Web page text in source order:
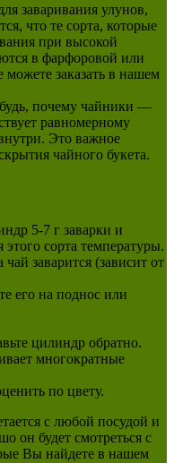
заваривания улунов,
что те сорта, которые
при высокой
в фарфоровой или
заказать в нашем
почему чайники —
равномерному
Это важное
чайного букета.
5-7 г заварки и
сорта температуры.
заварится (зависит от
его на поднос или
цилиндр обратно.
многократные
по цвету.
с любой посудой и
он будет смотреться с
Вы найдете в нашем